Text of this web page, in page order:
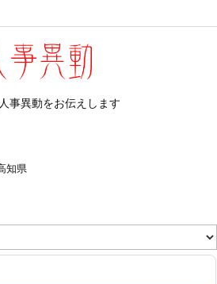
事異動をお伝えします
知県